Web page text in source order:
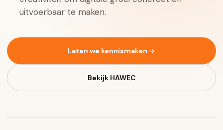
uitvoerbaar te maken.
Laten we kennismaken
Bekijk HAWEC